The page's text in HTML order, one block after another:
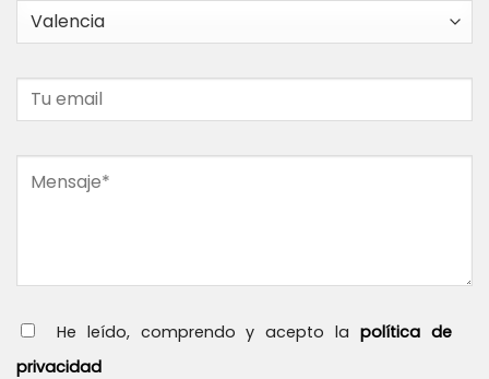
He leído, comprendo y acepto lapolítica de
privacidad